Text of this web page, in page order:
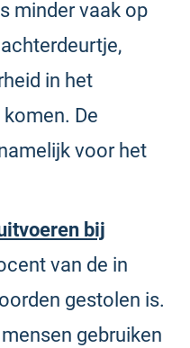
minder vaak op
in het
De
voor het
bij
van de in
gestolen is.
gebruiken